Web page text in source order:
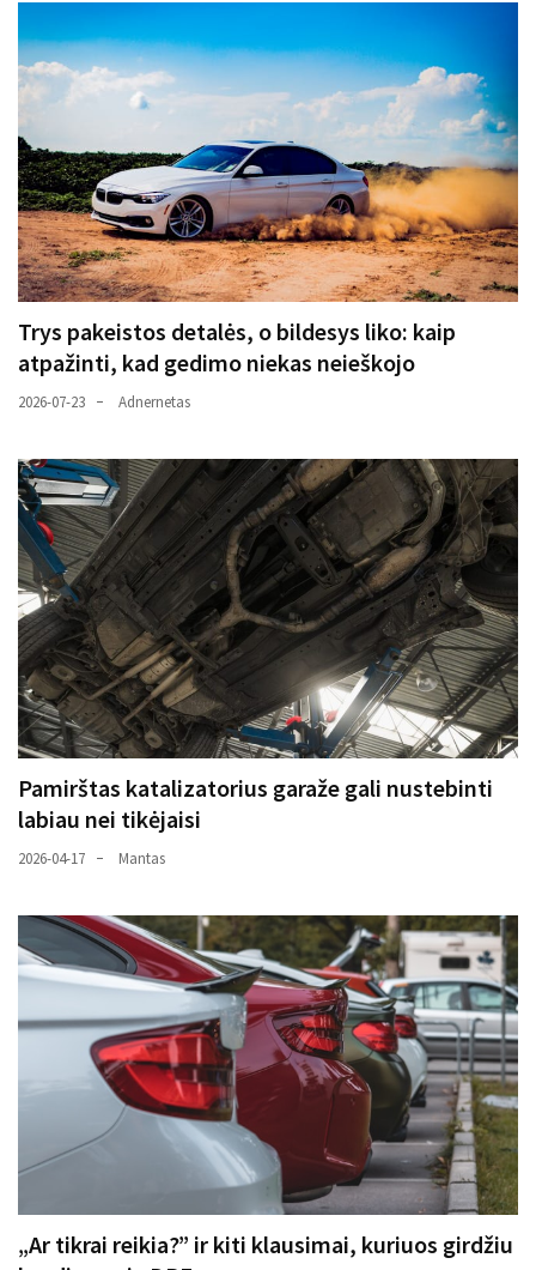
Trys pakeistos detalės, o bildesys liko: kaip
atpažinti, kad gedimo niekas neieškojo
2026-07-23 Adnernetas
Pamirštas katalizatorius garaže gali nustebinti
labiau nei tikėjaisi
2026-04-17 Mantas
„Ar tikrai reikia?” ir kiti klausimai, kuriuos girdžiu